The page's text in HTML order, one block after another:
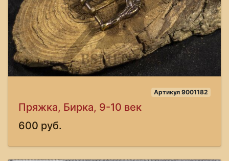
Артикул 9001182
Пряжка, Бирка, 9-10 век
600 руб.